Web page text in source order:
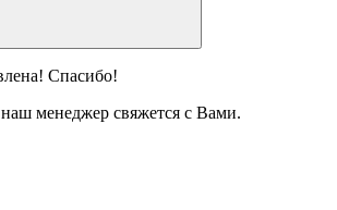
Спасибо!
менеджер свяжется с Вами.